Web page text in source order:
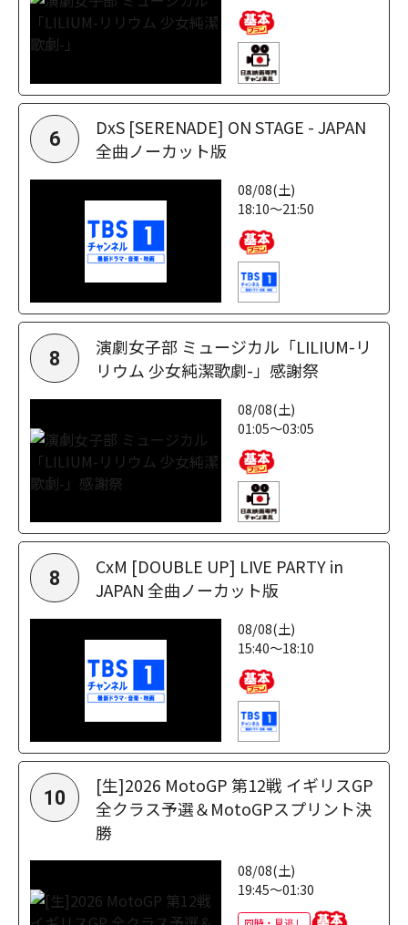
6
DxS [SERENADE] ON STAGE - JAPAN
全曲ノーカット版
08/08(土)
18:10～21:50
8
演劇女子部 ミュージカル「LILIUM-リ
リウム 少女純潔歌劇-」感謝祭
08/08(土)
01:05～03:05
8
CxM [DOUBLE UP] LIVE PARTY in
JAPAN 全曲ノーカット版
08/08(土)
15:40～18:10
10
[生]2026 MotoGP 第12戦 イギリスGP
全クラス予選＆MotoGPスプリント決
勝
08/08(土)
19:45～01:30